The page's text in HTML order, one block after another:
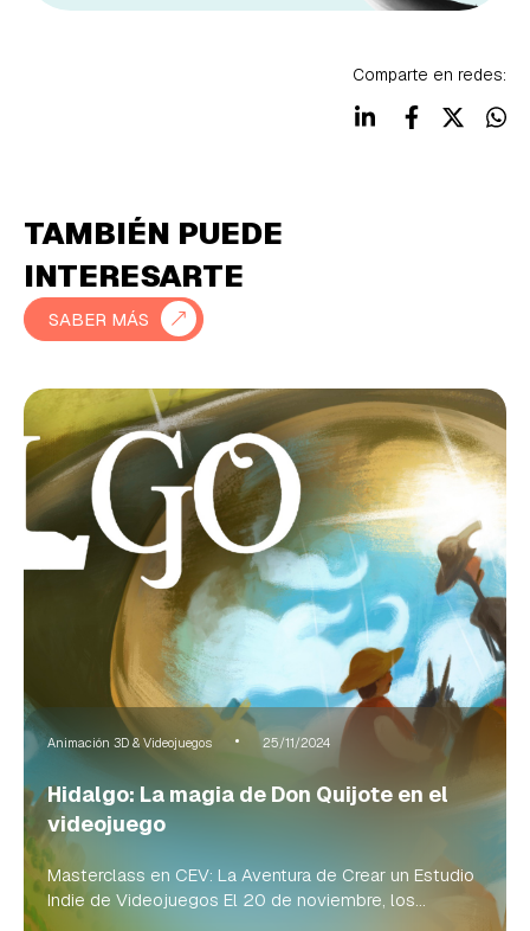
Comparte en redes:
TAMBIÉN PUEDE
INTERESARTE
SABER MÁS
Animación 3D & Videojuegos 25/11/2024
Hidalgo: La magia de Don Quijote en el
videojuego
Masterclass en CEV: La Aventura de Crear un Estudio
Indie de Videojuegos El 20 de noviembre, los...